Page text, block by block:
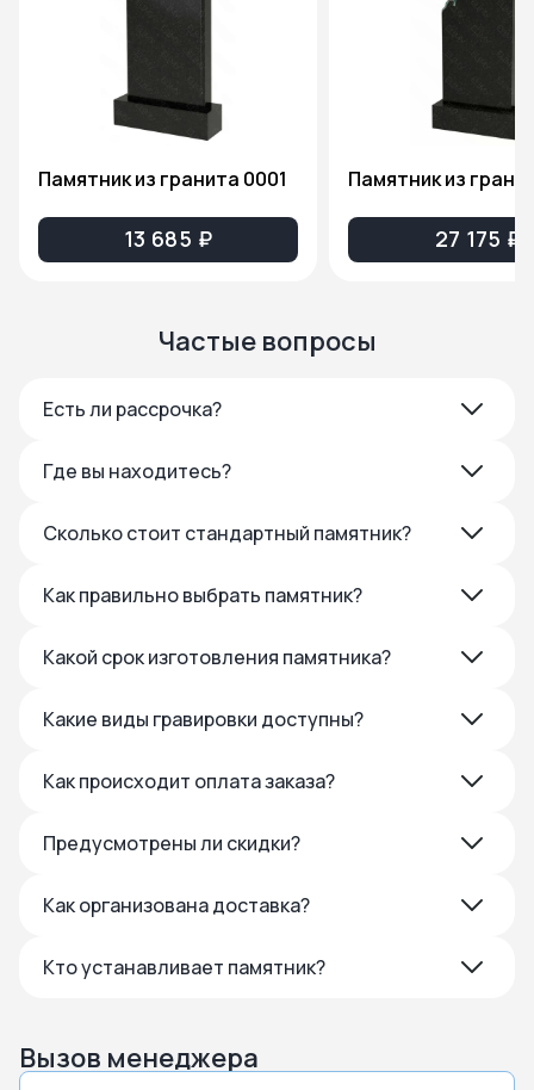
Памятник из гранита 0001
13 685 ₽ 27 175 ₽
Частые вопросы
Есть ли рассрочка?
Где вы находитесь?
Сколько стоит стандартный памятник?
Как правильно выбрать памятник?
Какой срок изготовления памятника?
Какие виды гравировки доступны?
Как происходит оплата заказа?
Предусмотрены ли скидки?
Как организована доставка?
Кто устанавливает памятник?
Вызов менеджера